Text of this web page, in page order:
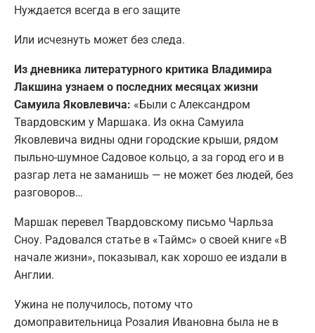
Нуждается всегда в его защите
Или исчезнуть может без следа.
Из дневника литературного критика Владимира
Лакшина узнаем о последних месяцах жизни
Самуила Яковлевича: «Были с Александром
Твардовским у Маршака. Из окна Самуила
Яковлевича видны одни городские крыши, рядом
пыльно-шумное Садовое кольцо, а за город его и в
разгар лета не заманишь — не может без людей, без
разговоров…
Маршак перевел Твардовскому письмо Чарльза
Сноу. Радовался статье в «Таймс» о своей книге «В
начале жизни», показывал, как хорошо ее издали в
Англии.
Ужина не получилось, потому что
домоправительница Розалия Ивановна была не в